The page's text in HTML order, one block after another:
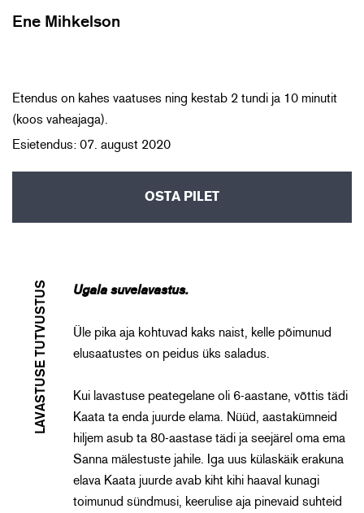
Ene Mihkelson
Etendus on kahes vaatuses ning kestab 2 tundi ja 10 minutit
(koos vaheajaga).
Esietendus: 07. august 2020
OSTA PILET
LAVASTUSE TUTVUSTUS Ugala suvelavastus.
Üle pika aja kohtuvad kaks naist, kelle põimunud
elusaatustes on peidus üks saladus.
Kui lavastuse peategelane oli 6-aastane, võttis tädi
Kaata ta enda juurde elama. Nüüd, aastakümneid
hiljem asub ta 80-aastase tädi ja seejärel oma ema
Sanna mälestuste jahile. Iga uus külaskäik erakuna
elava Kaata juurde avab kiht kihi haaval kunagi
toimunud sündmusi, keerulise aja pinevaid suhteid